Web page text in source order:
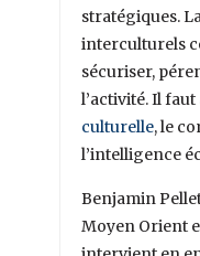
stratégiques.
interculturels
sécuriser,
l’activité. Il
culturelle, le
l’intelligence
Benjamin
Moyen Orient